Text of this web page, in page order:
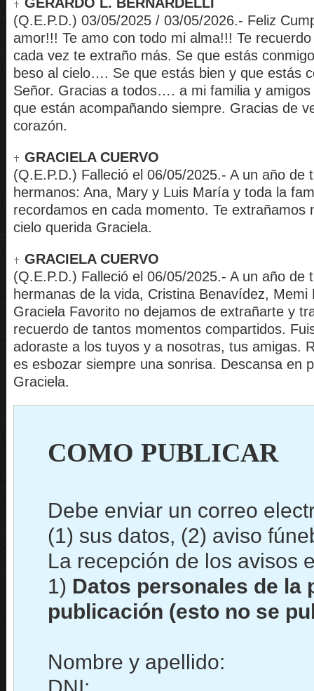
(Q.E.P.D.) 03/05/2025 / 03/05/2026.- Feliz
amor!!! Te amo con todo mi alma!!! Te
cada vez te extraño más. Se que estás
beso al cielo…. Se que estás bien y que estás
Señor. Gracias a todos…. a mi familia y
que están acompañando siempre. Gracias de
corazón.
GRACIELA CUERVO
(Q.E.P.D.) Falleció el 06/05/2025.- A un año de
hermanos: Ana, Mary y Luis María y toda la
recordamos en cada momento. Te extrañamos
cielo querida Graciela.
GRACIELA CUERVO
(Q.E.P.D.) Falleció el 06/05/2025.- A un año de
hermanas de la vida, Cristina Benavídez, Memi
Graciela Favorito no dejamos de extrañarte y
recuerdo de tantos momentos compartidos.
adoraste a los tuyos y a nosotras, tus amigas.
es esbozar siempre una sonrisa. Descansa en
Graciela.
COMO PUBLICAR
Debe enviar un correo
(1) sus datos, (2) aviso
La recepción de los avisos
1) Datos personales de la
publicación (esto no se
Nombre y apellido: